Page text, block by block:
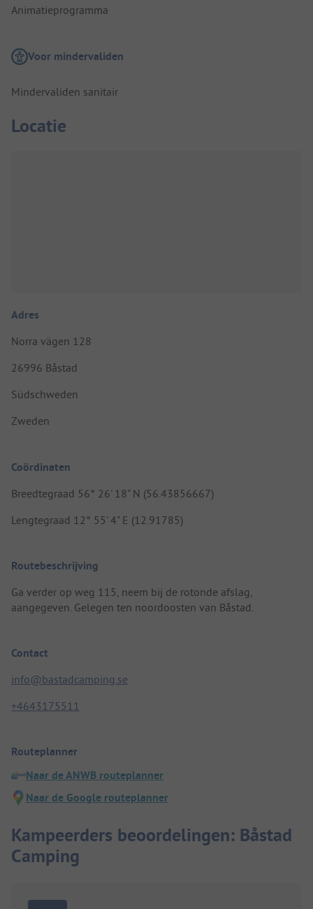
Animatieprogramma
Voor mindervaliden
Mindervaliden sanitair
Locatie
Adres
Norra vägen 128
26996 Båstad
Südschweden
Zweden
Coördinaten
Breedtegraad 56° 26' 18" N (56.43856667)
Lengtegraad 12° 55' 4" E (12.91785)
Routebeschrijving
Ga verder op weg 115, neem bij de rotonde afslag,
aangegeven. Gelegen ten noordoosten van Båstad.
Contact
info@bastadcamping.se
+4643175511
Routeplanner
Naar de ANWB routeplanner
Naar de Google routeplanner
Kampeerders beoordelingen: Båstad
Camping